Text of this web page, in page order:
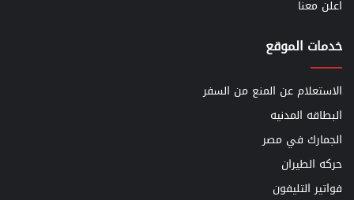
اعلن معنا
خدمات الموقع
الاستعلام عن المنع من السفر
البطاقه المدنيه
الجمارك في مصر
حركه الطيران
فواتير التليفون